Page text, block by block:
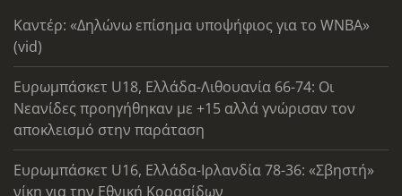
Καντέρ: «Δηλώνω επίσημα υποψήφιος για το WNBA»
(vid)
Ευρωμπάσκετ U18, Ελλάδα-Λιθουανία 66-74: Οι
Νεανίδες προηγήθηκαν με +15 αλλά γνώρισαν τον
αποκλεισμό στην παράταση
Ευρωμπάσκετ U16, Ελλάδα-Ιρλανδία 78-36: «Σβηστή»
νίκη για την Εθνική Κορασίδων